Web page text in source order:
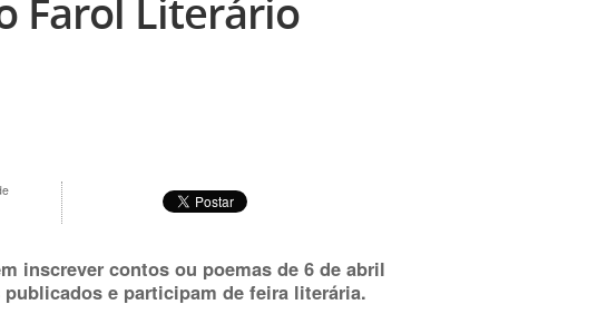
Farol Literário
inscrever contos ou poemas de 6 de abril
e participam de feira literária.